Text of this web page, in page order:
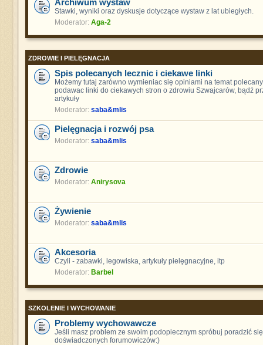
Archiwum wystaw
Stawki, wyniki oraz dyskusje dotyczące wystaw z lat ubiegłych.
Moderator: Aga-2
ZDROWIE I PIELĘGNACJA
Spis polecanych lecznic i ciekawe linki
Możemy tutaj zarówno wymieniac się opiniami na temat
podawac linki do ciekawych stron o zdrowiu Szwajcarów, bądź
artykuły
Moderator: saba&mlis
Pielęgnacja i rozwój psa
Moderator: saba&mlis
Zdrowie
Moderator: Anirysova
Żywienie
Moderator: saba&mlis
Akcesoria
Czyli - zabawki, legowiska, artykuły pielęgnacyjne, itp
Moderator: Barbel
SZKOLENIE I WYCHOWANIE
Problemy wychowawcze
Jeśli masz problem ze swoim podopiecznym spróbuj poradzić
doświadczonych forumowiczów:)